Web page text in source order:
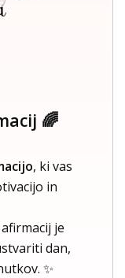
🌈
, ki vas
in
je
dan,
✨